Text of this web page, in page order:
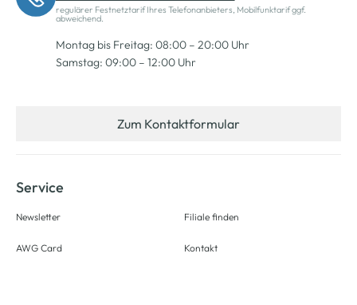
regulärer Festnetztarif Ihres Telefonanbieters, Mobilfunktarif ggf.
abweichend.
Montag bis Freitag: 08:00 – 20:00 Uhr
Samstag: 09:00 – 12:00 Uhr
Zum Kontaktformular
Service
Newsletter
AWG Card
Filiale finden
Kontakt